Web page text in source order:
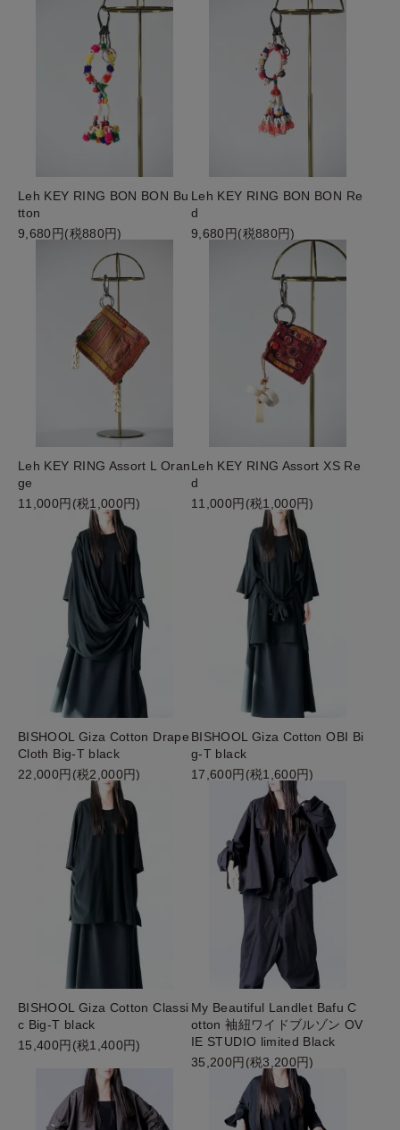
Leh KEY RING BON BON Bu
tton
9,680円(税880円)
Leh KEY RING BON BON Re
d
9,680円(税880円)
Leh KEY RING Assort L Oran
ge
11,000円(税1,000円)
Leh KEY RING Assort XS Re
d
11,000円(税1,000円)
BISHOOL Giza Cotton Drape
Cloth Big-T black
22,000円(税2,000円)
BISHOOL Giza Cotton OBI Bi
g-T black
17,600円(税1,600円)
BISHOOL Giza Cotton Classi
c Big-T black
15,400円(税1,400円)
My Beautiful Landlet Bafu C
otton 袖紐ワイドブルゾン OV
IE STUDIO limited Black
35,200円(税3,200円)